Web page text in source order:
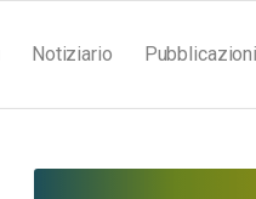
Notiziario Pubblicazioni